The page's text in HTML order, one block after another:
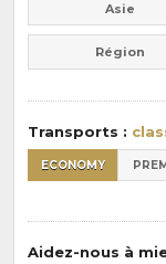
Asie
Région
Transports :
ECONOMY
Aidez-nous à